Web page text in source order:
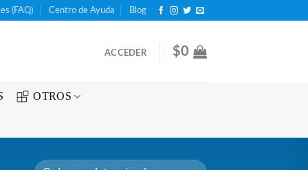
(FAQ) Centro de Ayuda Blog
ACCEDER $0
OTROS